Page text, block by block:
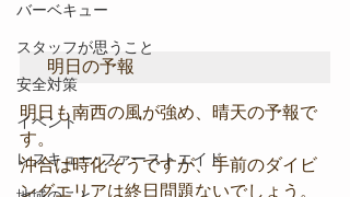
バーベキュー
スタッフが思うこと
安全対策
イベント
レスキュー･ファーストエイド
明日の予報
明日も南西の風が強め、晴天の予報で
す。
沖合は時化そうですが、手前のダイビ
ングエリアは終日問題ないでしょう。